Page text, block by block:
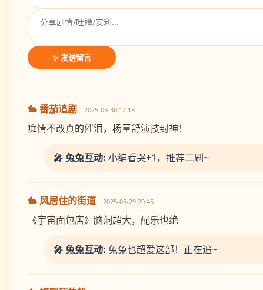
🐇 番茄追剧
痴情不改真的催泪，杨童舒演技封神！
🎤 兔兔互动:小编看哭+1，推荐二刷~
🐇 风居住的街道
《宇宙面包店》脑洞超大，配乐也绝
🎤 兔兔互动:兔兔也超爱这部！正在追~